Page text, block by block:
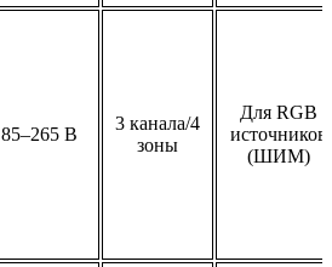
85–265 В
3 канала/4
зоны
Для RGB
источников
(ШИМ)